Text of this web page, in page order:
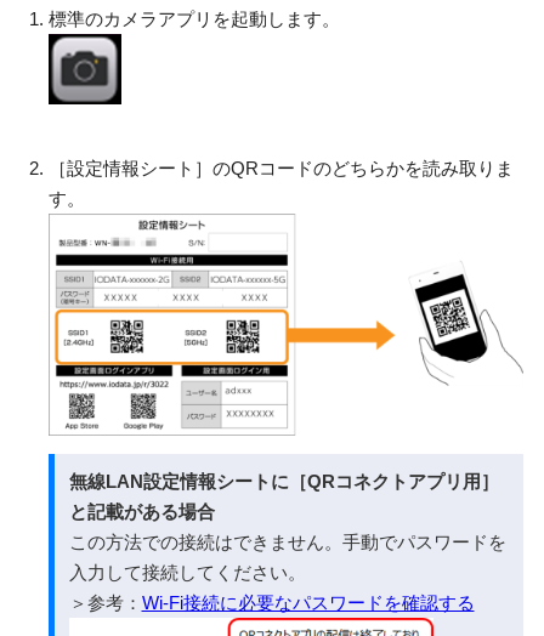
標準のカメラアプリを起動します。
［設定情報シート］のQRコードのどちらかを読み取りま
す。
無線LAN設定情報シートに［QRコネクトアプリ用］
と記載がある場合
この方法での接続はできません。手動でパスワードを
入力して接続してください。
＞参考： Wi-Fi接続に必要なパスワードを確認する